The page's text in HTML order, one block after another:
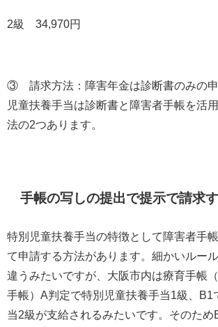
2級 34,970円
③ 請求方法：障害年金は診断書のみの申
児童扶養手当は診断書と障害者手帳を活
法の2つあります。
手帳の写しの提出で提示で請求
特別児童扶養手当の特徴として障害者手
て申請する方法があります。細かいルー
違うみたいですが、大阪市内は療育手帳
手帳） A判定で特別児童扶養手当1 級、 B1
当2級が支給されるみたいです。そのため